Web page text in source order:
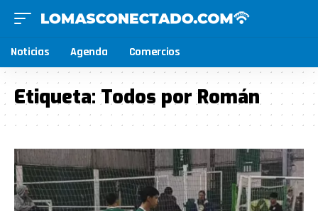
Noticias Agenda Comercios
Etiqueta:Todos por Román